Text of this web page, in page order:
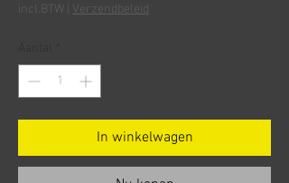
incl.BTW Verzendbeleid
In winkelwagen